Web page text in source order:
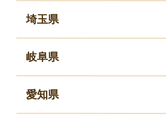
埼玉県
岐阜県
愛知県